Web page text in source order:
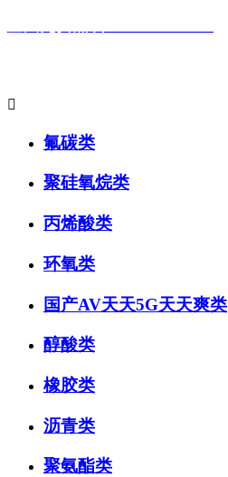

氟碳类
聚硅氧烷类
丙烯酸类
环氧类
国产AV天天5G天天爽类
醇酸类
橡胶类
沥青类
聚氨酯类